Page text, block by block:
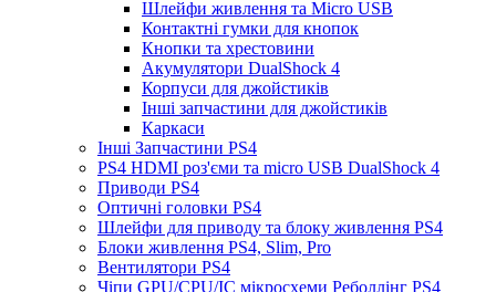
Шлейфи живлення та Micro USB
Контактні гумки для кнопок
Кнопки та хрестовини
Акумулятори DualShock 4
Корпуси для джойстиків
Інші запчастини для джойстиків
Каркаси
Інші Запчастини PS4
PS4 HDMI роз'єми та micro USB DualShock 4
Приводи PS4
Оптичні головки PS4
Шлейфи для приводу та блоку живлення PS4
Блоки живлення PS4, Slim, Pro
Вентилятори PS4
Чіпи GPU/CPU/IC мікросхеми Реболлінг PS4